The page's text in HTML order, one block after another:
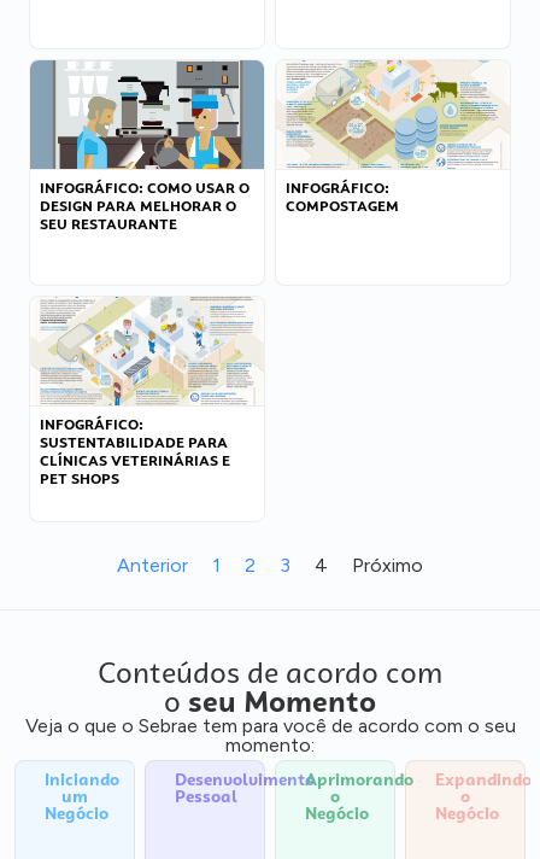
INFOGRÁFICO: COMO USAR O
DESIGN PARA MELHORAR O
SEU RESTAURANTE
INFOGRÁFICO:
COMPOSTAGEM
INFOGRÁFICO:
SUSTENTABILIDADE PARA
CLÍNICAS VETERINÁRIAS E
PET SHOPS
Anterior 1 2 3 4 Próximo
Conteúdos de acordo com
o seu Momento
Veja o que o Sebrae tem para você de acordo com o seu
momento:
Iniciando
um
Negócio
Desenvolvimento
Pessoal
Aprimorando
o
Negócio
Expandindo
o
Negócio